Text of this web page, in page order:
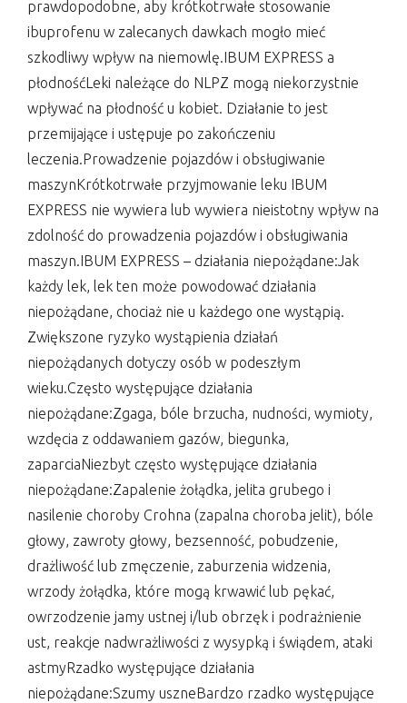
prawdopodobne, aby krótkotrwałe stosowanie
ibuprofenu w zalecanych dawkach mogło mieć
szkodliwy wpływ na niemowlę.IBUM EXPRESS a
płodnośćLeki należące do NLPZ mogą niekorzystnie
wpływać na płodność u kobiet. Działanie to jest
przemijające i ustępuje po zakończeniu
leczenia.Prowadzenie pojazdów i obsługiwanie
maszynKrótkotrwałe przyjmowanie leku IBUM
EXPRESS nie wywiera lub wywiera nieistotny wpływ na
zdolność do prowadzenia pojazdów i obsługiwania
maszyn.IBUM EXPRESS – działania niepożądane:Jak
każdy lek, lek ten może powodować działania
niepożądane, chociaż nie u każdego one wystąpią.
Zwiększone ryzyko wystąpienia działań
niepożądanych dotyczy osób w podeszłym
wieku.Często występujące działania
niepożądane:Zgaga, bóle brzucha, nudności, wymioty,
wzdęcia z oddawaniem gazów, biegunka,
zaparciaNiezbyt często występujące działania
niepożądane:Zapalenie żołądka, jelita grubego i
nasilenie choroby Crohna (zapalna choroba jelit), bóle
głowy, zawroty głowy, bezsenność, pobudzenie,
drażliwość lub zmęczenie, zaburzenia widzenia,
wrzody żołądka, które mogą krwawić lub pękać,
owrzodzenie jamy ustnej i/lub obrzęk i podrażnienie
ust, reakcje nadwrażliwości z wysypką i świądem, ataki
astmyRzadko występujące działania
niepożądane:Szumy uszneBardzo rzadko występujące